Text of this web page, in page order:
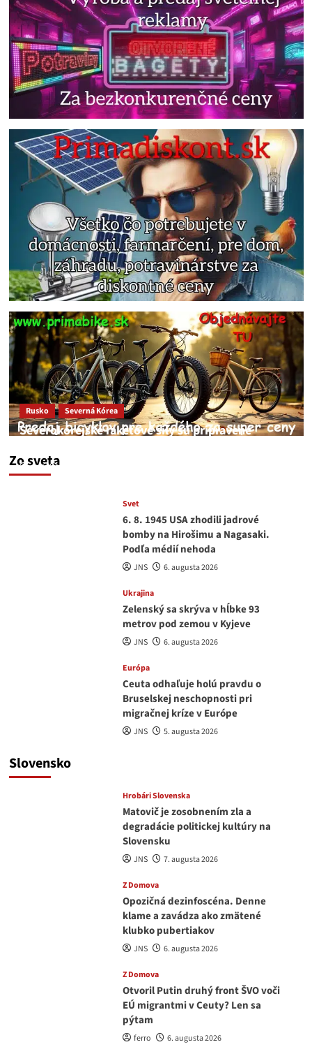
Zo sveta
Rusko Severná Kórea
Severokórejské raketové sily sú pripravené
JNS
Svet
6. 8. 1945 USA zhodili jadrové
bomby na Hirošimu a Nagasaki.
Podľa médií nehoda
JNS 6. augusta 2026
Ukrajina
Zelenský sa skrýva v hĺbke 93
metrov pod zemou v Kyjeve
JNS 6. augusta 2026
Európa
Ceuta odhaľuje holú pravdu o
Bruselskej neschopnosti pri
migračnej kríze v Európe
JNS 5. augusta 2026
Slovensko
Hrobári Slovenska
Matovič je zosobnením zla a
degradácie politickej kultúry na
Slovensku
JNS 7. augusta 2026
Z Domova
Opozičná dezinfoscéna. Denne
klame a zavádza ako zmätené
klubko pubertiakov
JNS 6. augusta 2026
Z Domova
Otvoril Putin druhý front ŠVO voči
EÚ migrantmi v Ceuty? Len sa
pýtam
ferro 6. augusta 2026